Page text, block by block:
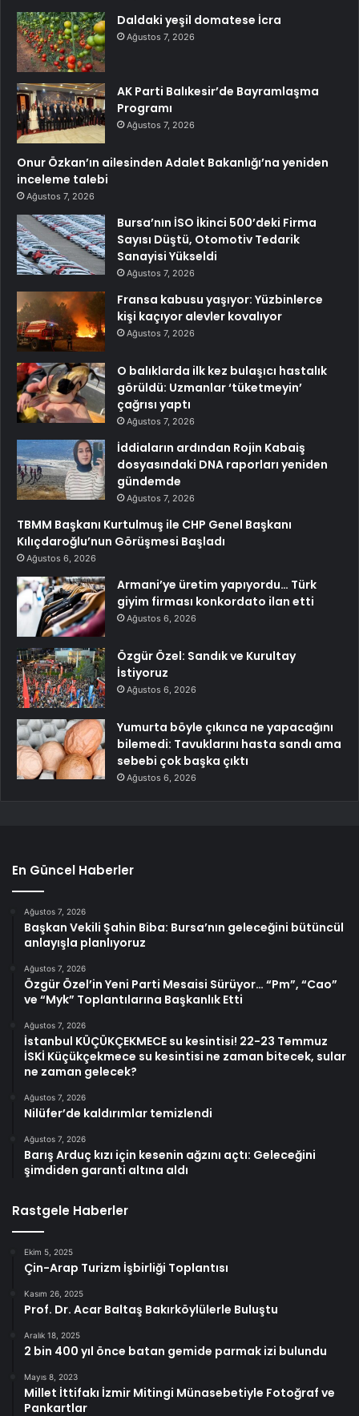
Daldaki yeşil domatese İcra
Ağustos 7, 2026
AK Parti Balıkesir’de Bayramlaşma
Programı
Ağustos 7, 2026
Onur Özkan’ın ailesinden Adalet Bakanlığı’na yeniden
inceleme talebi
Ağustos 7, 2026
Bursa’nın İSO İkinci 500’deki Firma
Sayısı Düştü, Otomotiv Tedarik
Sanayisi Yükseldi
Ağustos 7, 2026
Fransa kabusu yaşıyor: Yüzbinlerce
kişi kaçıyor alevler kovalıyor
Ağustos 7, 2026
O balıklarda ilk kez bulaşıcı hastalık
görüldü: Uzmanlar ‘tüketmeyin’
çağrısı yaptı
Ağustos 7, 2026
İddiaların ardından Rojin Kabaiş
dosyasındaki DNA raporları yeniden
gündemde
Ağustos 7, 2026
TBMM Başkanı Kurtulmuş ile CHP Genel Başkanı
Kılıçdaroğlu’nun Görüşmesi Başladı
Ağustos 6, 2026
Armani’ye üretim yapıyordu… Türk
giyim firması konkordato ilan etti
Ağustos 6, 2026
Özgür Özel: Sandık ve Kurultay
İstiyoruz
Ağustos 6, 2026
Yumurta böyle çıkınca ne yapacağını
bilemedi: Tavuklarını hasta sandı ama
sebebi çok başka çıktı
Ağustos 6, 2026
En Güncel Haberler
Ağustos 7, 2026
Başkan Vekili Şahin Biba: Bursa’nın geleceğini bütüncül
anlayışla planlıyoruz
Ağustos 7, 2026
Özgür Özel’in Yeni Parti Mesaisi Sürüyor… “Pm”, “Cao”
ve “Myk” Toplantılarına Başkanlık Etti
Ağustos 7, 2026
İstanbul KÜÇÜKÇEKMECE su kesintisi! 22-23 Temmuz
İSKİ Küçükçekmece su kesintisi ne zaman bitecek, sular
ne zaman gelecek?
Ağustos 7, 2026
Nilüfer’de kaldırımlar temizlendi
Ağustos 7, 2026
Barış Arduç kızı için kesenin ağzını açtı: Geleceğini
şimdiden garanti altına aldı
Rastgele Haberler
Ekim 5, 2025
Çin-Arap Turizm İşbirliği Toplantısı
Kasım 26, 2025
Prof. Dr. Acar Baltaş Bakırköylülerle Buluştu
Aralık 18, 2025
2 bin 400 yıl önce batan gemide parmak izi bulundu
Mayıs 8, 2023
Millet İttifakı İzmir Mitingi Münasebetiyle Fotoğraf ve
Pankartlar